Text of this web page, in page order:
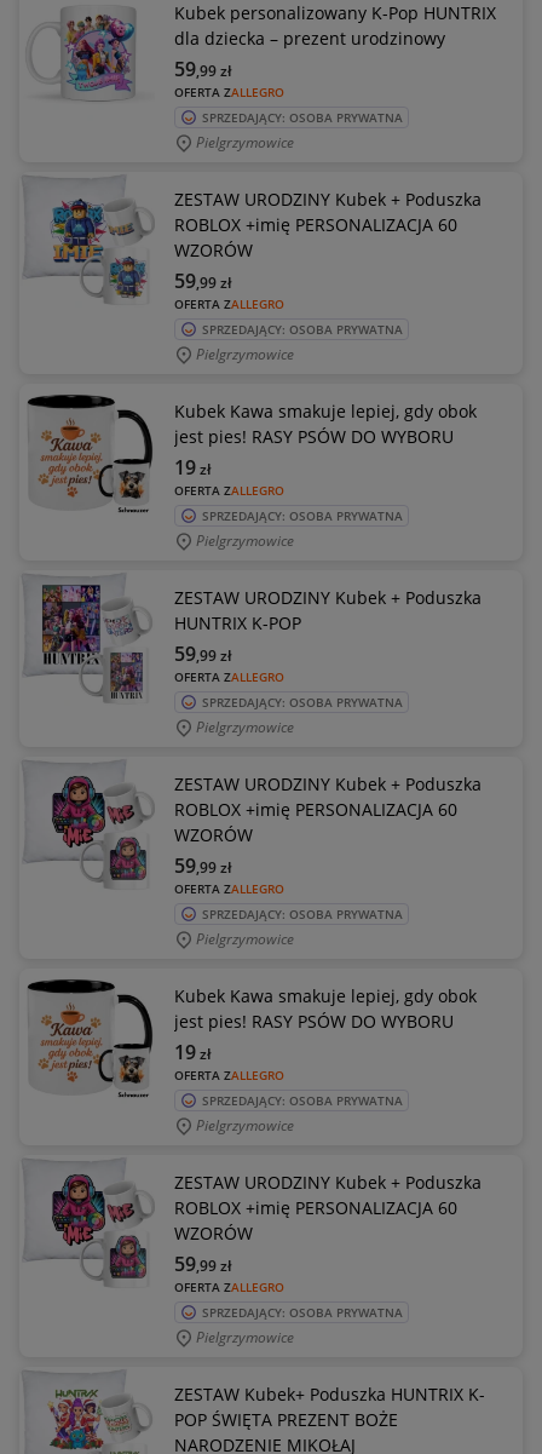
Kubek personalizowany K-Pop HUNTRIX
dla dziecka – prezent urodzinowy
OFERTA ZALLEGRO
59,99zł
SPRZEDAJĄCY: OSOBA PRYWATNA
Pielgrzymowice
ZESTAW URODZINY Kubek + Poduszka
ROBLOX +imię PERSONALIZACJA 60
WZORÓW
OFERTA ZALLEGRO
59,99zł
SPRZEDAJĄCY: OSOBA PRYWATNA
Pielgrzymowice
Kubek Kawa smakuje lepiej, gdy obok
jest pies! RASY PSÓW DO WYBORU
OFERTA ZALLEGRO
19zł
SPRZEDAJĄCY: OSOBA PRYWATNA
Pielgrzymowice
ZESTAW URODZINY Kubek + Poduszka
HUNTRIX K-POP
OFERTA ZALLEGRO
59,99zł
SPRZEDAJĄCY: OSOBA PRYWATNA
Pielgrzymowice
ZESTAW URODZINY Kubek + Poduszka
ROBLOX +imię PERSONALIZACJA 60
WZORÓW
OFERTA ZALLEGRO
59,99zł
SPRZEDAJĄCY: OSOBA PRYWATNA
Pielgrzymowice
Kubek Kawa smakuje lepiej, gdy obok
jest pies! RASY PSÓW DO WYBORU
OFERTA ZALLEGRO
19zł
SPRZEDAJĄCY: OSOBA PRYWATNA
Pielgrzymowice
ZESTAW URODZINY Kubek + Poduszka
ROBLOX +imię PERSONALIZACJA 60
WZORÓW
OFERTA ZALLEGRO
59,99zł
SPRZEDAJĄCY: OSOBA PRYWATNA
Pielgrzymowice
ZESTAW Kubek+ Poduszka HUNTRIX K-
POP ŚWIĘTA PREZENT BOŻE
NARODZENIE MIKOŁAJ